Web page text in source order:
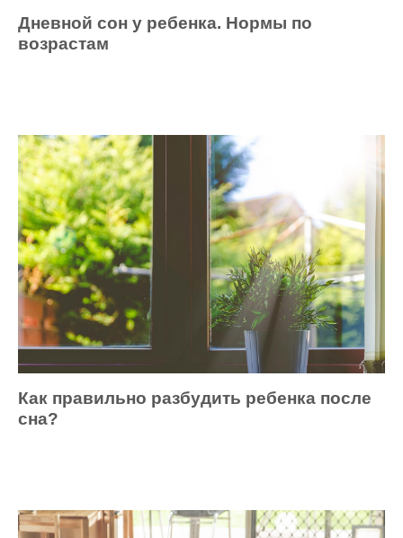
Дневной сон у ребенка. Нормы по
возрастам
Как правильно разбудить ребенка после
сна?